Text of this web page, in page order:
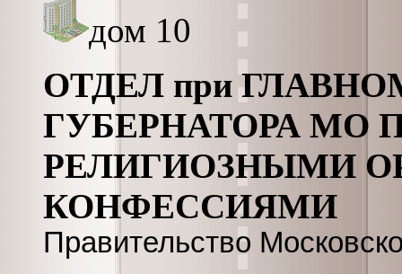
дом 10
ОТДЕЛ при
ГУБЕРНАТОРА МО
РЕЛИГИОЗНЫМИ
КОНФЕССИЯМИ
Правительство